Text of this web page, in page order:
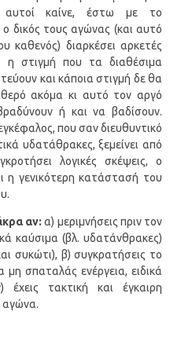
αυτοί καίνε, έστω με το
δικός τους αγώνας (και αυτό
καθενός) διαρκέσει αρκετές
η στιγμή που τα διαθέσιμα
και κάποια στιγμή δε θα
ακόμα κι αυτό τον αργό
ή και να βαδίσουν.
που σαν διευθυντικό
υδατάθρακες, ξεμείνει από
λογικές σκέψεις, ο
η γενικότερη κατάστασή του
αν: α) μεριμνήσεις πριν τον
καύσιμα (βλ. υδατάνθρακες)
συκώτι), β) συγκρατήσεις το
σπαταλάς ενέργεια, ειδικά
τακτική και έγκαιρη
αγώνα.